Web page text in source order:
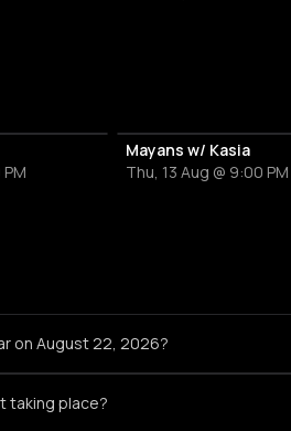
Mayans w/ Kasia
Thu, 13 Aug @ 9:00 PM
on August 22, 2026?
taking place?